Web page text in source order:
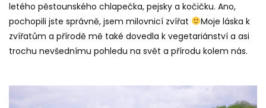
letého pěstounského chlapečka, pejsky a kočičku. Ano,
pochopili jste správně, jsem milovnicí zvířat
Moje láska k
zvířatům a přírodě mě také dovedla k vegetariánství a asi
trochu nevšednímu pohledu na svět a přírodu kolem nás.